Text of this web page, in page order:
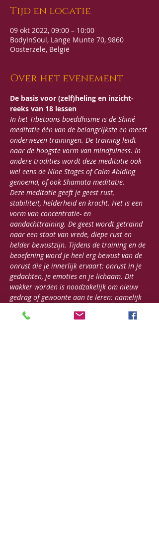
Tijd en locatie
09 okt 2022, 09:00 – 10:00
BodyInSoul, Lange Munte 70, 9860
Oosterzele, België
Over het evenement
De basis voor (zelf)heling en inzicht-
reeks van 18 lessen
In het Tibetaans boeddhisme is de Shiné
meditatie één van de belangrijkste en meest
onderwezen trainingen. De training leidt
naar de hoogste vorm van mindfulness. In
andere tradities wordt deze meditatie ook
wel eens de Nine Stages of Calm Abiding
genoemd, of ook Shamata meditatie.
Deze meditatie geeft je geest rust,
stabiliteit, helderheid en kracht. Het is een
vorm van concentratie- en
aandachttraining. De geest wordt getraind
naar een staat van vrede, diepe rust en
helder bewustzijn. Tijdens de training en de
beoefening word je heel erg bewust van de
onrust die je innerlijk ervaart: onrust in je
gedachten, je emoties en je lichaam. Dit
wakker worden is noodzakelijk om nieuw
gedrag of gewoonte aan te leren: namelijk
en onrust.